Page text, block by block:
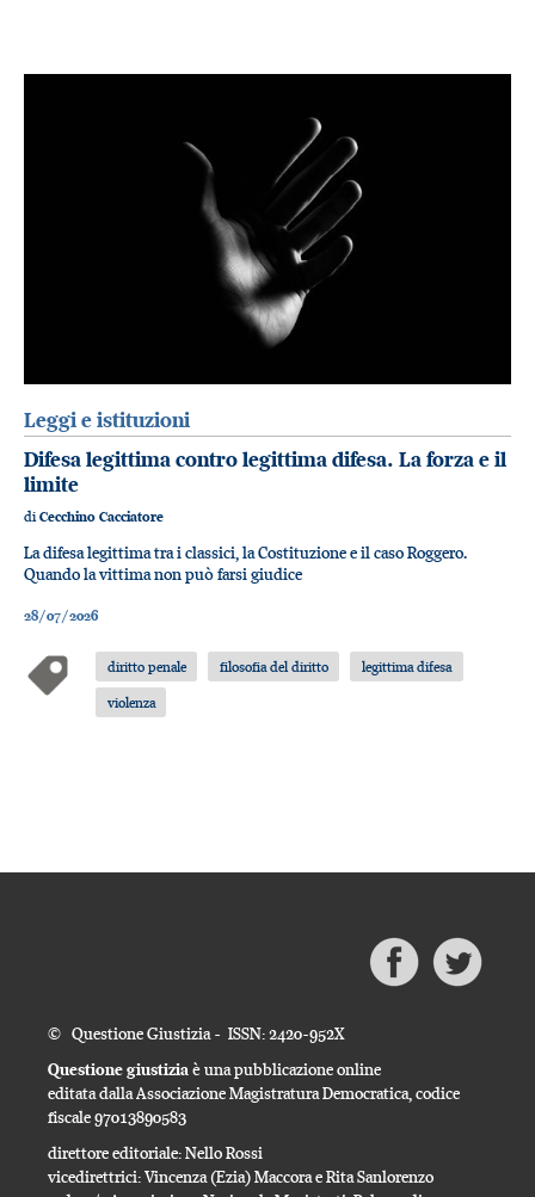
Leggi e istituzioni
Difesa legittima contro legittima difesa. La forza e il
limite
diCecchino Cacciatore
La difesa legittima tra i classici, la Costituzione e il caso Roggero.
Quando la vittima non può farsi giudice
28/07/2026
diritto penale filosofia del diritto
legittima difesa
violenza
© Questione Giustizia - ISSN: 2420-952X
Questione giustiziaè una pubblicazione online
editata dalla Associazione Magistratura Democratica, codice
fiscale 97013890583
direttore editoriale: Nello Rossi
vicedirettrici: Vincenza (Ezia) Maccora e Rita Sanlorenzo